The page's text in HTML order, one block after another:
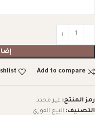
Add to compare
رمز المنتج: غير محدد
التصنيف: البيع الفوري